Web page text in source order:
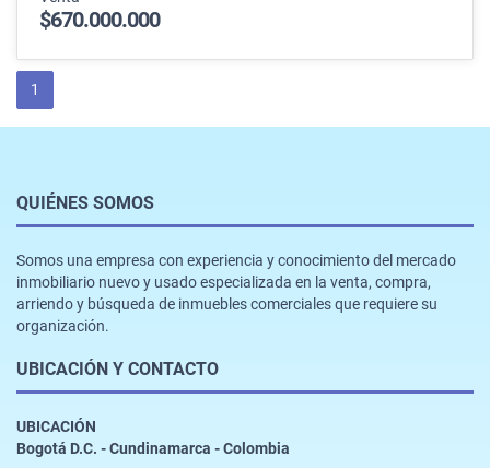
$670.000.000
1
QUIÉNES SOMOS
Somos una empresa con experiencia y conocimiento del mercado
inmobiliario nuevo y usado especializada en la venta, compra,
arriendo y búsqueda de inmuebles comerciales que requiere su
organización.
UBICACIÓN Y CONTACTO
UBICACIÓN
Bogotá D.C. - Cundinamarca - Colombia